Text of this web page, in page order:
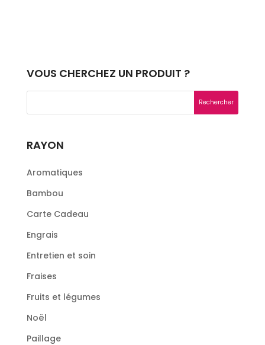
VOUS CHERCHEZ UN PRODUIT ?
RAYON
Aromatiques
Bambou
Carte Cadeau
Engrais
Entretien et soin
Fraises
Fruits et légumes
Noël
Paillage